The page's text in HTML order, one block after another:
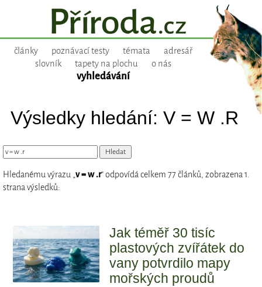
články poznávací testy témata
adresář
slovník
tapety na plochu o nás
vyhledávání
Výsledky hledání: V = W .R
Hledanému výrazu „v = w .r“ odpovídá celkem 77 článků, zobrazena 1.
strana výsledků:
Jak téměř 30 tisíc
plastových zvířátek do
vany potvrdilo mapy
mořských proudů